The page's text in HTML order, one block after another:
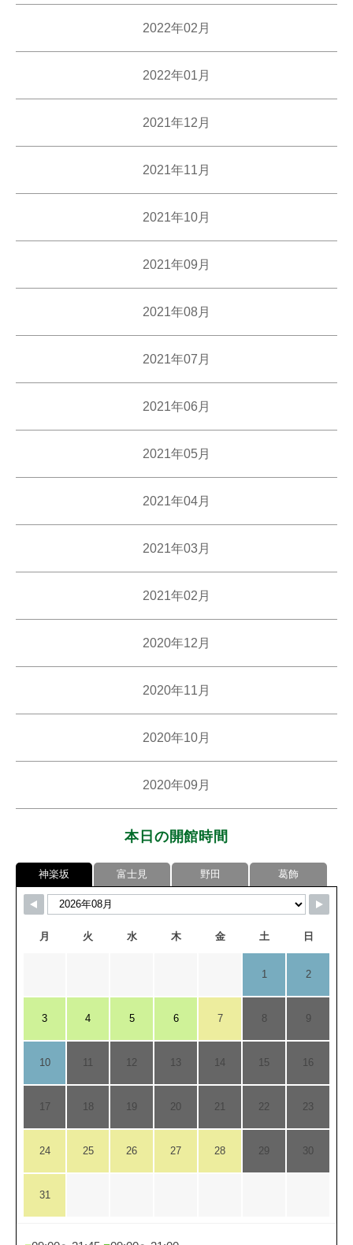
2022年02月
2022年01月
2021年12月
2021年11月
2021年10月
2021年09月
2021年08月
2021年07月
2021年06月
2021年05月
2021年04月
2021年03月
2021年02月
2020年12月
2020年11月
2020年10月
2020年09月
本日の開館時間
神楽坂 富士見 野田 葛飾
月 火 水 木 金 土 日
1 2
3 4 5 6 7 8 9
10 11 12 13 14 15 16
17 18 19 20 21 22 23
24 25 26 27 28 29 30
31